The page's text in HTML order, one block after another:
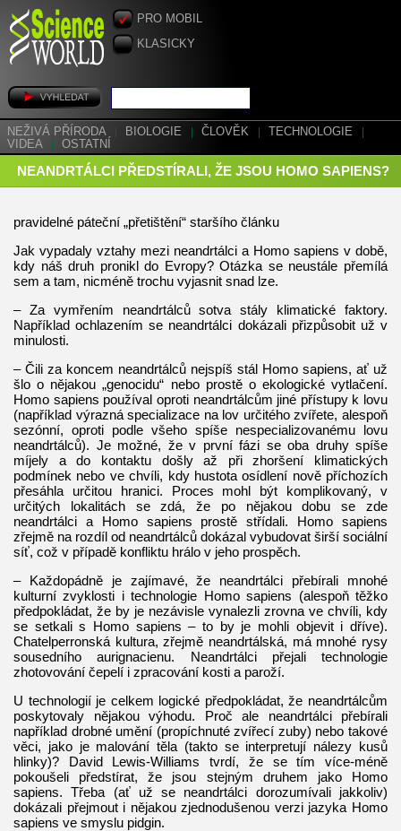
PRO MOBIL
KLASICKY
NEŽIVÁ PŘÍRODA BIOLOGIE ČLOVĚK TECHNOLOGIE
VIDEA
OSTATNÍ
NEANDRTÁLCI PŘEDSTÍRALI, ŽE JSOU HOMO SAPIENS?
pravidelné páteční „přetištění“ staršího článku
Jak vypadaly vztahy mezi neandrtálci a Homo sapiens v době,
kdy náš druh pronikl do Evropy? Otázka se neustále přemílá
sem a tam, nicméně trochu vyjasnit snad lze.
– Za vymřením neandrtálců sotva stály klimatické faktory.
Například ochlazením se neandrtálci dokázali přizpůsobit už v
minulosti.
– Čili za koncem neandrtálců nejspíš stál Homo sapiens, ať už
šlo o nějakou „genocidu“ nebo prostě o ekologické vytlačení.
Homo sapiens používal oproti neandrtálcům jiné přístupy k lovu
(například výrazná specializace na lov určitého zvířete, alespoň
sezónní, oproti podle všeho spíše nespecializovanému lovu
neandrtálců). Je možné, že v první fázi se oba druhy spíše
míjely a do kontaktu došly až při zhoršení klimatických
podmínek nebo ve chvíli, kdy hustota osídlení nově příchozích
přesáhla určitou hranici. Proces mohl být komplikovaný, v
určitých lokalitách se zdá, že po nějakou dobu se zde
neandrtálci a Homo sapiens prostě střídali. Homo sapiens
zřejmě na rozdíl od neandrtálců dokázal vybudovat širší sociální
síť, což v případě konfliktu hrálo v jeho prospěch.
– Každopádně je zajímavé, že neandrtálci přebírali mnohé
kulturní zvyklosti i technologie Homo sapiens (alespoň těžko
předpokládat, že by je nezávisle vynalezli zrovna ve chvíli, kdy
se setkali s Homo sapiens – to by je mohli objevit i dříve).
Chatelperronská kultura, zřejmě neandrtálská, má mnohé rysy
sousedního aurignacienu. Neandrtálci přejali technologie
zhotovování čepelí i zpracování kosti a paroží.
U technologií je celkem logické předpokládat, že neandrtálcům
poskytovaly nějakou výhodu. Proč ale neandrtálci přebírali
například drobné umění (propíchnuté zvířecí zuby) nebo takové
věci, jako je malování těla (takto se interpretují nálezy kusů
hlinky)? David Lewis-Williams tvrdí, že se tím více-méně
pokoušeli předstírat, že jsou stejným druhem jako Homo
sapiens. Třeba (ať už se neandrtálci dorozumívali jakkoliv)
dokázali přejmout i nějakou zjednodušenou verzi jazyka Homo
sapiens ve smyslu pidgin.